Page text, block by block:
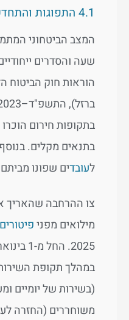
4.1 התפוגות והתחדשות ההגנות על מילואים
המצב הביטחוני
שעה והסדרים
הוראות חוק הביטוח
ברזל), התשפ"ד–2023,
בתקופות חירום
בתנאים מקלים.
לעובדים שפונו
צו ההרחבה שהאריך
מילואים מפניפיטורים
(בשירות של יומיים
משוחררים (החזרה